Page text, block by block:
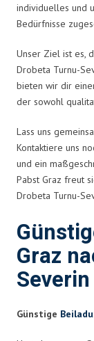
individuelles und
Bedürfnisse
Unser Ziel ist es,
Drobeta Turnu-
bieten wir dir
der sowohl
Lass uns
Kontaktiere uns
und ein
Pabst Graz freut
Drobeta Turnu-
Graz
Severin
Günstige